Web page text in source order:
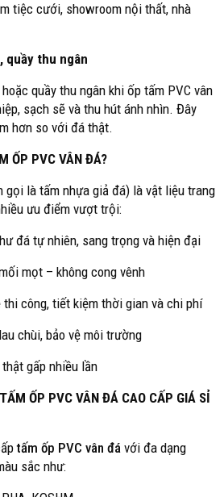
tiệc cưới, showroom nội thất, nhà
quầy thu ngân
quầy thu ngân khi ốp tấm PVC vân
sạch sẽ và thu hút ánh nhìn. Đây
hơn so với đá thật.
ỐP PVC VÂN ĐÁ?
gọi là tấm nhựa giả đá) là vật liệu trang
ưu điểm vượt trội:
đá tự nhiên, sang trọng và hiện đại
mọt – không cong vênh
thi công, tiết kiệm thời gian và chi phí
chùi, bảo vệ môi trường
gấp nhiều lần
ỐP PVC VÂN ĐÁ CAO CẤP GIÁ SỈ
tấm ốp PVC vân đá với đa dạng
sắc như: